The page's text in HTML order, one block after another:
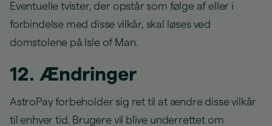
Eventuelle tvister, der opstår som følge af eller i
forbindelse med disse vilkår, skal løses ved
domstolene på Isle of Man.
12. Ændringer
AstroPay forbeholder sig ret til at ændre disse vilkår
til enhver tid. Brugere vil blive underrettet om